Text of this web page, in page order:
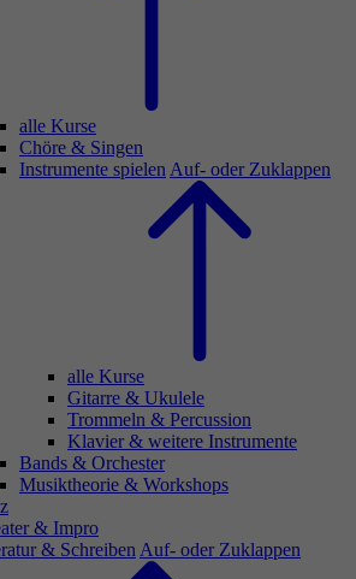
alle Kurse
Chöre & Singen
Instrumente spielen Auf- oder Zuklappen
alle Kurse
Gitarre & Ukulele
Trommeln & Percussion
Klavier & weitere Instrumente
Bands & Orchester
Musiktheorie & Workshops
& Impro
& Schreiben Auf- oder Zuklappen